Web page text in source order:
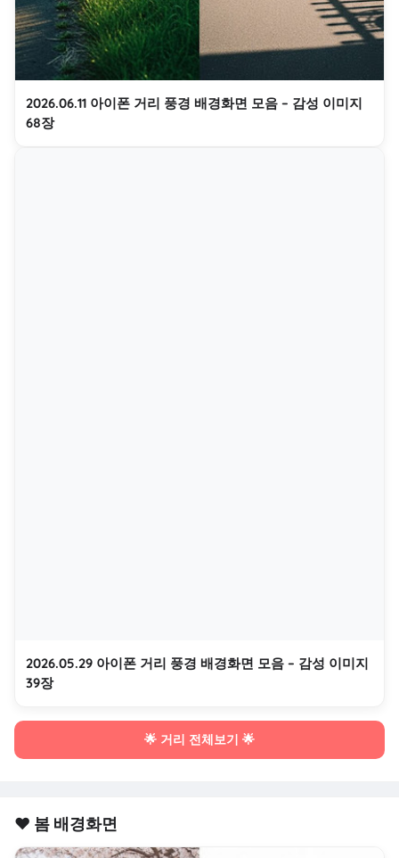
2026.06.11 아이폰 거리 풍경 배경화면 모음 – 감성 이미지
68장
2026.05.29 아이폰 거리 풍경 배경화면 모음 – 감성 이미지
39장
🌟 거리 전체보기 🌟
❤️ 봄 배경화면